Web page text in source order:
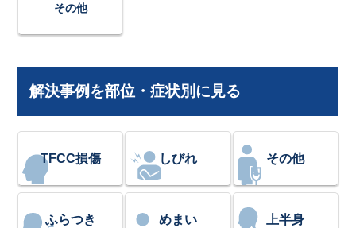
その他
解決事例を部位・症状別に見る
TFCC損傷 しびれ その他
ふらつき めまい 上半身